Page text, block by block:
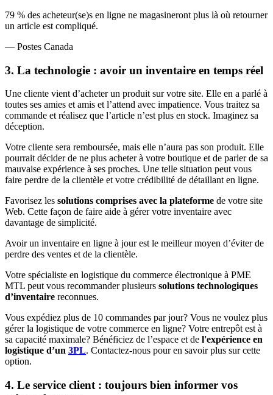
79 % des acheteur(se)s en ligne ne magasineront plus là où retourner
un article est compliqué.
— Postes Canada
3. La technologie : avoir un inventaire en temps réel
Une cliente vient d’acheter un produit sur votre site. Elle en a parlé à
toutes ses amies et amis et l’attend avec impatience. Vous traitez sa
commande et réalisez que l’article n’est plus en stock. Imaginez sa
déception.
Votre cliente sera remboursée, mais elle n’aura pas son produit. Elle
pourrait décider de ne plus acheter à votre boutique et de parler de sa
mauvaise expérience à ses proches. Une telle situation peut vous
faire perdre de la clientèle et votre crédibilité de détaillant en ligne.
Favorisez les solutions comprises avec la plateforme de votre site
Web. Cette façon de faire aide à gérer votre inventaire avec
davantage de simplicité.
Avoir un inventaire en ligne à jour est le meilleur moyen d’éviter de
perdre des ventes et de la clientèle.
Votre spécialiste en logistique du commerce électronique à PME
MTL peut vous recommander plusieurs solutions technologiques
d’inventaire reconnues.
Vous expédiez plus de 10 commandes par jour? Vous ne voulez plus
gérer la logistique de votre commerce en ligne? Votre entrepôt est à
sa capacité maximale? Bénéficiez de l’espace et de l'expérience en
logistique d’un 3PL. Contactez-nous pour en savoir plus sur cette
option.
4. Le service client : toujours bien informer vos